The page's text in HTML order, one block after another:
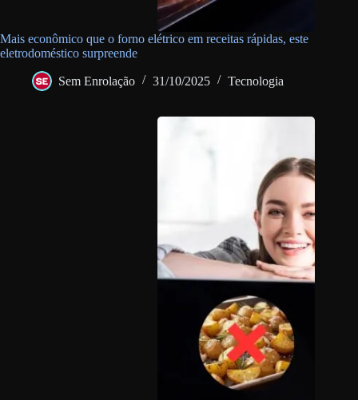
Mais econômico que o forno elétrico em receitas rápidas, este
eletrodoméstico surpreende
Sem Enrolação 31/10/2025 Tecnologia